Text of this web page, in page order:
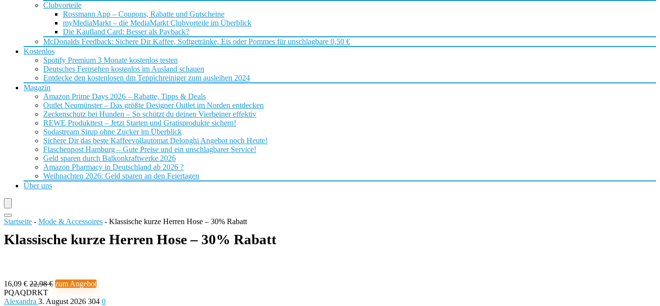
Clubvorteile
Rossmann App – Coupons, Rabatte und Gutscheine
myMediaMarkt – die MediaMarkt Clubvorteile im Überblick
Die Kaufland Card: Besser als Payback?
McDonalds Feedback: Sichere Dir Kaffee, Softgetränke, Eis oder Pommes für unschlagbare 0,50 €
Kostenlos
Spotify Premium 3 Monate kostenlos testen
Deutsches Fernsehen kostenlos im Ausland schauen
Entdecke den kostenlosen dm Teppichreiniger zum ausleihen 2024
Magazin
Amazon Prime Days 2026 – Rabatte, Tipps & Deals
Outlet Neumünster – Das größte Designer Outlet im Norden entdecken
Zeckenschutz bei Hunden – So schützt du deinen Vierbeiner effektiv
REWE Produkttest – Jetzt Starten und Gratisprodukte sichern!
Sodastream Sirup ohne Zucker im Überblick
Sichere Dir das beste Kaffeevollautomat Delonghi Angebot noch Heute!
Flaschenpost Hamburg – Gute Preise und ein unschlagbarer Service!
Geld sparen durch Balkonkraftwerke 2026
Amazon Pharmacy in Deutschland ab 2026 ?
Weihnachten 2026: Geld sparen an den Feiertagen
Über uns
Startseite - Mode & Accessoires - Klassische kurze Herren Hose – 30% Rabatt
Klassische kurze Herren Hose – 30% Rabatt
16,09 € 22,98 € zum Angebot
PQAQDRKT
Alexandra 3. August 2026 304 0